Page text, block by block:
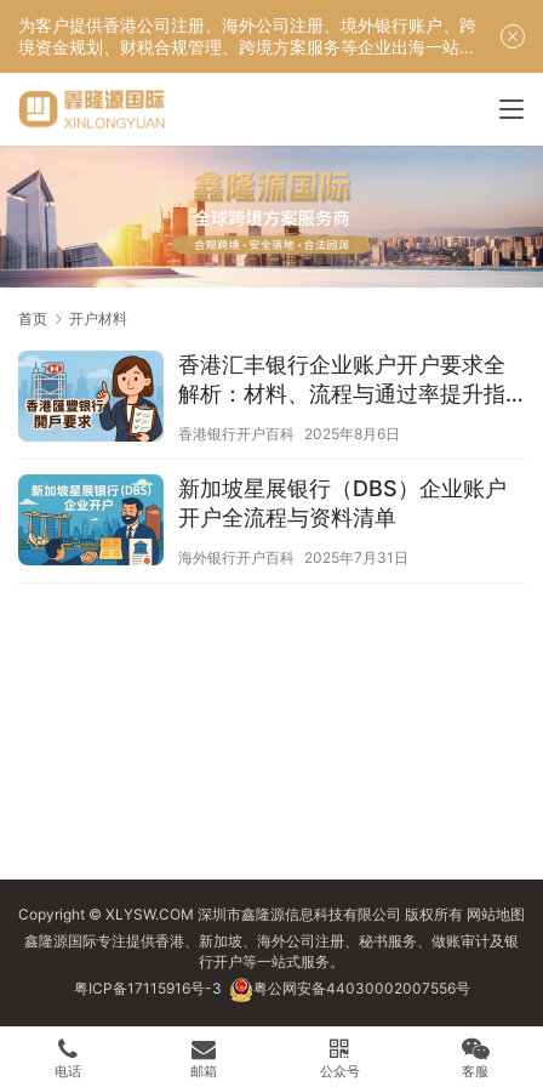
为客户提供香港公司注册、海外公司注册、境外银行账户、跨
境资金规划、财税合规管理、跨境方案服务等企业出海一站式
服务！
首页 开户材料
香港汇丰银行企业账户开户要求全
解析：材料、流程与通过率提升指
南
香港银行开户百科 2025年8月6日
新加坡星展银行（DBS）企业账户
开户全流程与资料清单
海外银行开户百科 2025年7月31日
Copyright © XLYSW.COM 深圳市鑫隆源信息科技有限公司 版权所有 网站地图
鑫隆源国际专注提供香港、新加坡、海外公司注册、秘书服务、做账审计及银
行开户等一站式服务。
粤ICP备17115916号-3
粤公网安备44030002007556号
电话 邮箱 公众号 客服